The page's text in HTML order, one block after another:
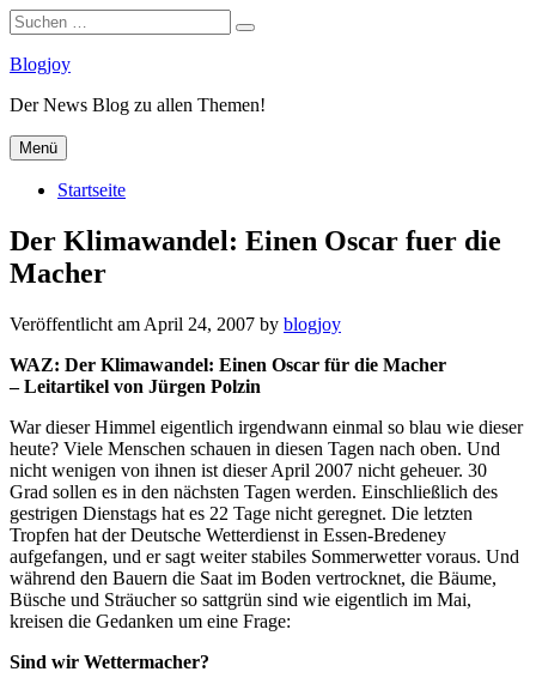
Suchen
nach:
Suchen
Zum
springen
Blogjoy
Der News Blog zu allen Themen!
Menü
Startseite
Der Klimawandel: Einen Oscar fuer die
Macher
Veröffentlicht am April 24, 2007 by blogjoy
WAZ: Der Klimawandel: Einen Oscar für die Macher
– Leitartikel von Jürgen Polzin
War dieser Himmel eigentlich irgendwann einmal so blau wie dieser
heute? Viele Menschen schauen in diesen Tagen nach oben. Und
nicht wenigen von ihnen ist dieser April 2007 nicht geheuer. 30
Grad sollen es in den nächsten Tagen werden. Einschließlich des
gestrigen Dienstags hat es 22 Tage nicht geregnet. Die letzten
Tropfen hat der Deutsche Wetterdienst in Essen-Bredeney
aufgefangen, und er sagt weiter stabiles Sommerwetter voraus. Und
während den Bauern die Saat im Boden vertrocknet, die Bäume,
Büsche und Sträucher so sattgrün sind wie eigentlich im Mai,
kreisen die Gedanken um eine Frage:
Sind wir Wettermacher?